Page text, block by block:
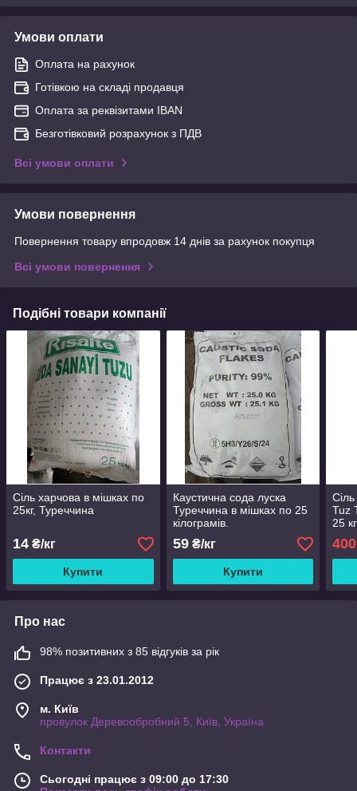
Умови оплати
Оплата на рахунок
Готівкою на складі продавця
Оплата за реквізитами IBAN
Безготівковий розрахунок з ПДВ
Всі умови оплати
Умови повернення
Повернення товару впродовж 14 днів за рахунок покупця
Всі умови повернення
Подібні товари компанії
Сіль харчова в мішках по
25кг, Туреччина
14 ₴/кг
Купити
Каустична сода луска
Туреччина в мішках по 25
кілограмів.
59₴/кг
Купити
Tuz
25 кг
400
Про нас
98% позитивних з 85 відгуків за рік
Працює з 23.01.2012
м. Київ
провулок Деревообробний 5, Київ, Україна
Контакти
Сьогодні працює з 09:00 до 17:30